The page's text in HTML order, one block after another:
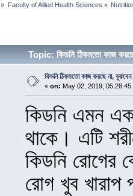
» Faculty of Allied Health Sciences »
Topic: কিডনি ঠিকমতো কাজ
কিডনি ঠিকমতো কাজ করছে না, বুঝবেন
« on: May 02, 2019, 05:28:45
কিডনি এমন
থাকে। এটি
কিডনি রোগের
রোগ খুব খারাপ